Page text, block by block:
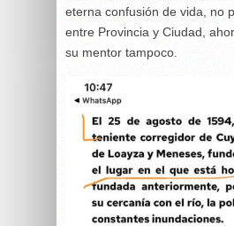
eterna confusión de vida, no
entre Provincia y Ciudad,
su mentor tampoco.